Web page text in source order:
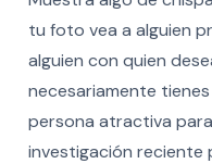
tu foto vea a alguien
alguien con quien
necesariamente
persona atractiva
investigación reciente